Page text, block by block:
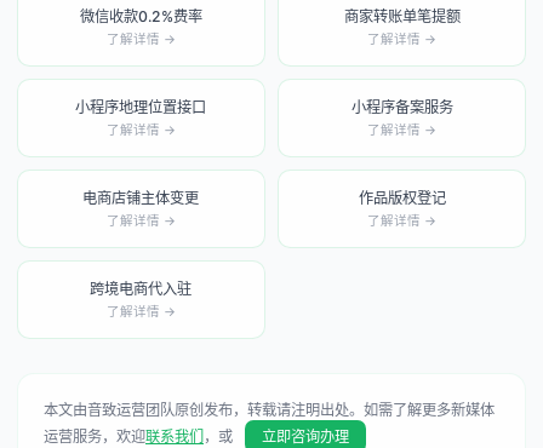
微信收款0.2%费率
了解详情 →
商家转账单笔提额
了解详情 →
小程序地理位置接口
了解详情 →
小程序备案服务
了解详情 →
电商店铺主体变更
了解详情 →
作品版权登记
了解详情 →
跨境电商代入驻
了解详情 →
本文由音致运营团队原创发布，转载请注明出处。如需了解更多新媒体
运营服务，欢迎联系我们 ，或 立即咨询办理